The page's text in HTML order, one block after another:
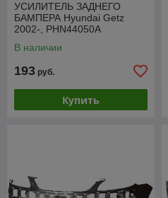
УСИЛИТЕЛЬ ЗАДНЕГО
БАМПЕРА Hyundai Getz
2002-, PHN44050A
В наличии
193 руб.
Купить